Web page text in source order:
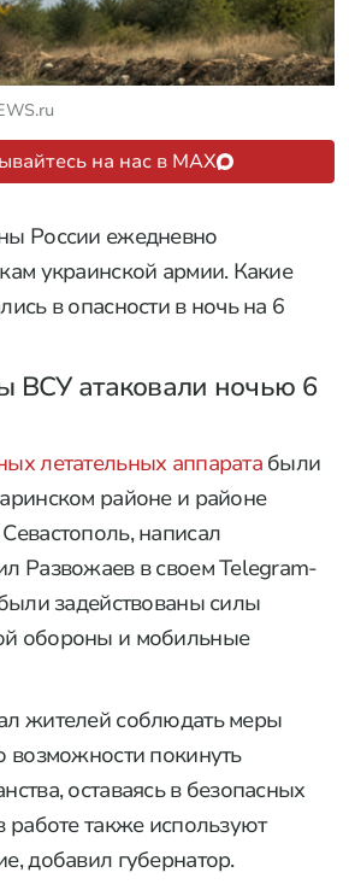
на нас в MAX
России ежедневно
украинской армии. Какие
в опасности в ночь на 6
ВСУ атаковали ночью 6
летательных аппаратабыли
районе и районе
написал
Развожаев в своем Telegram-
задействованы силы
обороны и мобильные
жителей соблюдать меры
возможности покинуть
оставаясь в безопасных
работе также используют
добавил губернатор.